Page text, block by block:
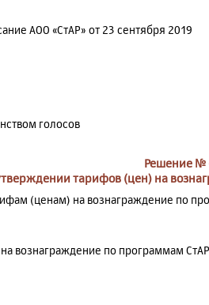
АОО «СтАР» от 23 сентября 2019
голосов
Решение №
тарифов (цен) на
(ценам) на вознаграждение по
вознаграждение по программам СтАР